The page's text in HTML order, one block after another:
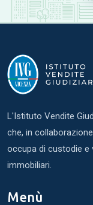
L'Istituto Vendite
che, in
occupa di custodie e
immobiliari.
Menù